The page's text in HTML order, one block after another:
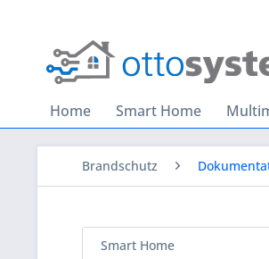
Home Smart Home
Brandschutz
Smart Home